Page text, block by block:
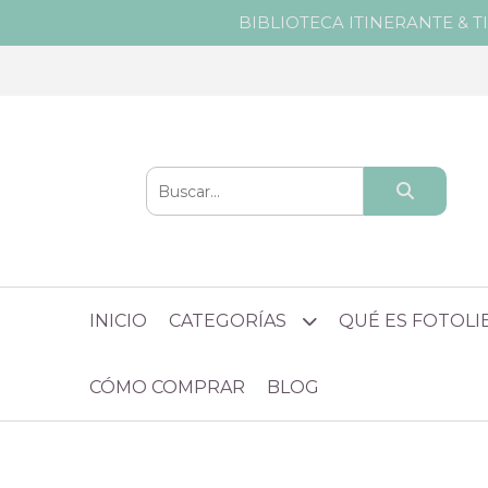
BIBLIOTECA ITINERANTE &
INICIO CATEGORÍAS QUÉ ES
CÓMO COMPRAR BLOG